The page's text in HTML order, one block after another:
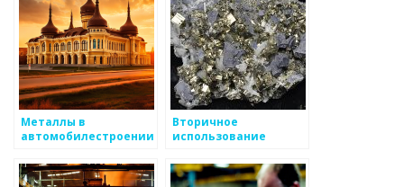
Металлы в
автомобилестроении
Вторичное
использование
отходов в
производстве